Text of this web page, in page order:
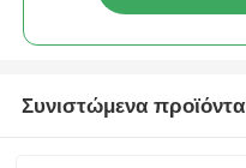
Συνιστώμενα προϊόντα